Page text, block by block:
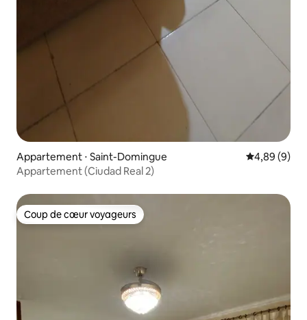
Appartement ⋅ Saint-Domingue Évaluation
4,89 (9)
Appartement (Ciudad Real 2)
Coup de cœur voyageurs
Coup de cœur voyageurs